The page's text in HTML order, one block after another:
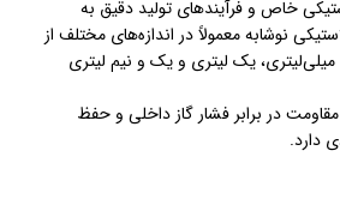
خاص و فرآیندهای تولید دقیق به
نوشابه معمولاً در اندازه‌های مختلف از
جمله 330 میلی‌لیتری، 500 میلی‌لیتری، یک لیتری و یک و نیم لیتری
در برابر فشار گاز داخلی و حفظ
دارد.